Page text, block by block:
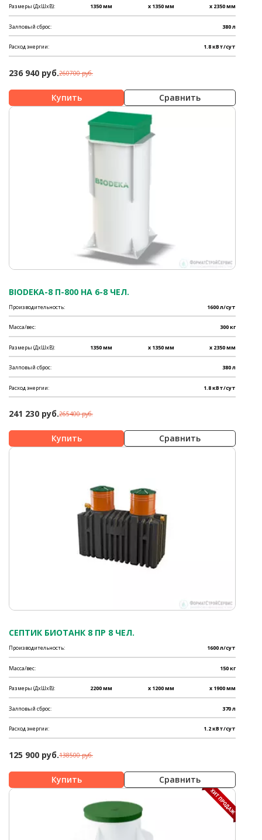
Размеры (ДхШхВ): 1350 мм x 1350 мм x 2350 мм
Залповый сброс: 380 л
Расход энергии: 1.8 кВт/сут
236 940 руб.260700 руб.
Сравнить
BIODEKA-8 П-800 НА 6-8 ЧЕЛ.
Производительность: 1600 л/сут
Масса/вес: 300 кг
Размеры (ДхШхВ): 1350 мм x 1350 мм x 2350 мм
Залповый сброс: 380 л
Расход энергии: 1.8 кВт/сут
241 230 руб.265400 руб.
Сравнить
СЕПТИК БИОТАНК 8 ПР 8 ЧЕЛ.
Производительность: 1600 л/сут
Масса/вес: 150 кг
Размеры (ДхШхВ): 2200 мм x 1200 мм x 1900 мм
Залповый сброс: 370 л
Расход энергии: 1.2 кВт/сут
125 900 руб.138500 руб.
Сравнить